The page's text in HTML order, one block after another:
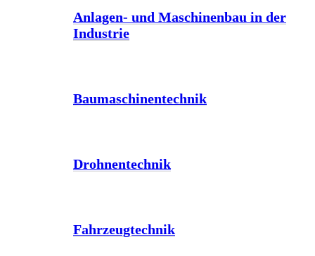
Anlagen- und Maschinenbau in der
Industrie
Baumaschinentechnik
Drohnentechnik
Fahrzeugtechnik